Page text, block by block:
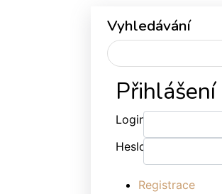
Vyhledávání
Přihlášení
Login:
Heslo:
Registrace